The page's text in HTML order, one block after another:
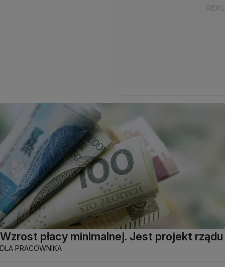
Wzrost płacy minimalnej. Jest projekt rządu
DLA PRACOWNIKA